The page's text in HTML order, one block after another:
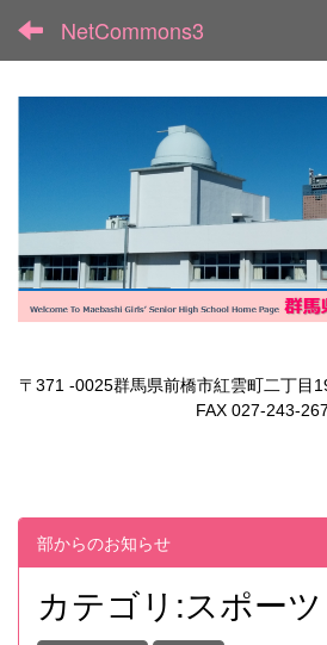
NetCommons3
〒371 -0025群馬県前橋市紅雲町二丁
FAX 027-243-
部からのお知らせ
カテゴリ:スポーツ